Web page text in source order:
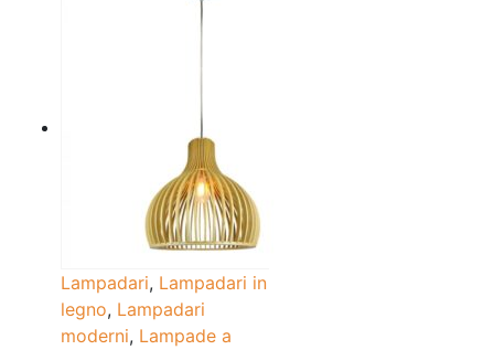
Lampadari, Lampadari in
legno, Lampadari
moderni, Lampade a